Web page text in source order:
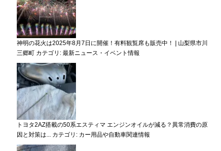
神明の花火は2025年8月7日に開催！有料観覧席も販売中！ | 山梨県市川
三郷町 カテゴリ: 最新ニュース・イベント情報
トヨタ2AZ搭載の50系エスティマ エンジンオイルが減る？異常消費の原
因と対策は... カテゴリ: カー用品や自動車関連情報